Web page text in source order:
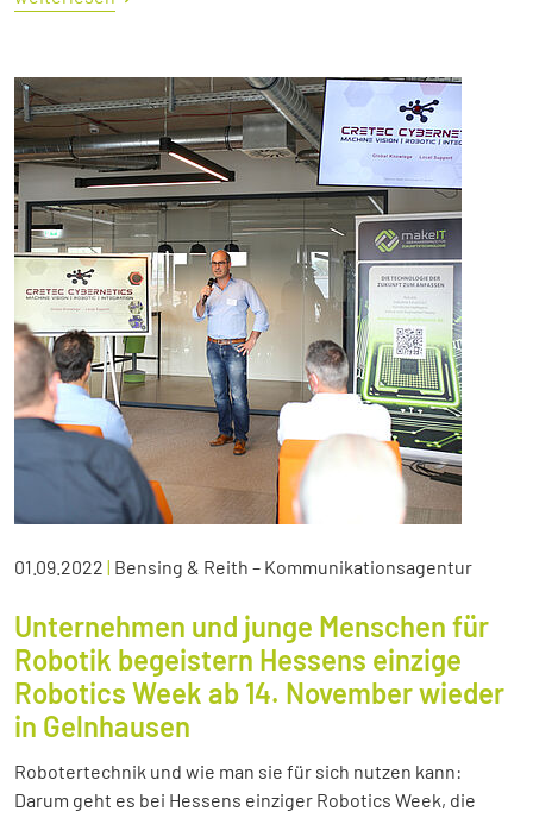
01.09.2022 | Bensing & Reith – Kommunikationsagentur
Unternehmen und junge Menschen für
Robotik begeistern Hessens einzige
Robotics Week ab 14. November wieder
in Gelnhausen
Robotertechnik und wie man sie für sich nutzen kann:
Darum geht es bei Hessens einziger Robotics Week, die